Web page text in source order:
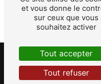
disponible à cette adresse:
pour plus d’informations sur
et vous donne le
sur ceux que vous
souhaitez activer
Tout accepter
Tout refuser